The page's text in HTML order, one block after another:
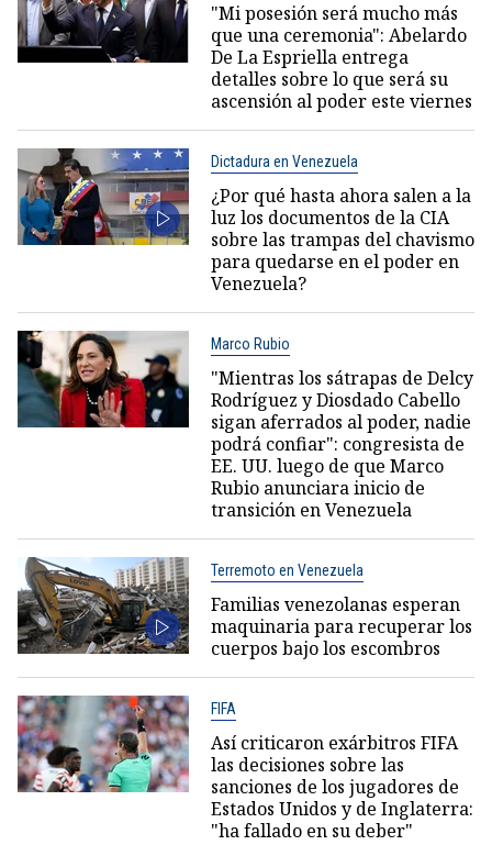
"Mi posesión será mucho más
que una ceremonia": Abelardo
De La Espriella entrega
detalles sobre lo que será su
ascensión al poder este viernes
Dictadura en Venezuela
¿Por qué hasta ahora salen a la
luz los documentos de la CIA
sobre las trampas del chavismo
para quedarse en el poder en
Venezuela?
Marco Rubio
"Mientras los sátrapas de Delcy
Rodríguez y Diosdado Cabello
sigan aferrados al poder, nadie
podrá confiar": congresista de
EE. UU. luego de que Marco
Rubio anunciara inicio de
transición en Venezuela
Terremoto en Venezuela
Familias venezolanas esperan
maquinaria para recuperar los
cuerpos bajo los escombros
FIFA
Así criticaron exárbitros FIFA
las decisiones sobre las
sanciones de los jugadores de
Estados Unidos y de Inglaterra:
"ha fallado en su deber"